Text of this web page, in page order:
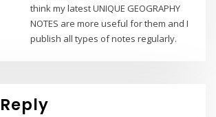
think my latest UNIQUE GEOGRAPHY
NOTES are more useful for them and I
publish all types of notes regularly.